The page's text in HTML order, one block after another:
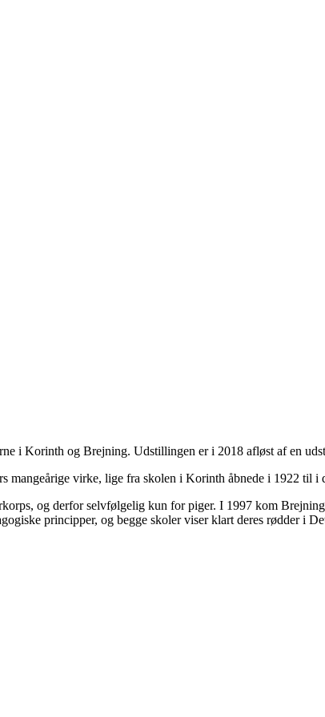
i Korinth og Brejning. Udstillingen er i 2018 afløst af en
virke, lige fra skolen i Korinth åbnede i 1922 til i
og derfor selvfølgelig kun for piger. I 1997 kom
principper, og begge skoler viser klart deres rødder i